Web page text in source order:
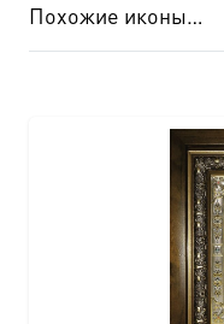
Похожие иконы…